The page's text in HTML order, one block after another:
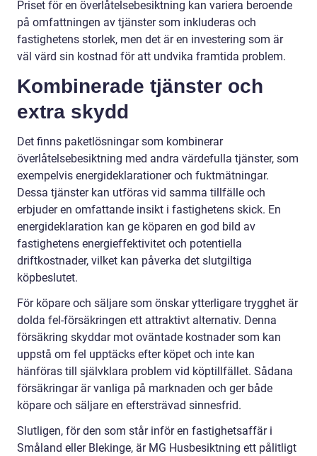
Priset för en överlåtelsebesiktning kan variera beroende
på omfattningen av tjänster som inkluderas och
fastighetens storlek, men det är en investering som är
väl värd sin kostnad för att undvika framtida problem.
Kombinerade tjänster och
extra skydd
Det finns paketlösningar som kombinerar
överlåtelsebesiktning med andra värdefulla tjänster, som
exempelvis energideklarationer och fuktmätningar.
Dessa tjänster kan utföras vid samma tillfälle och
erbjuder en omfattande insikt i fastighetens skick. En
energideklaration kan ge köparen en god bild av
fastighetens energieffektivitet och potentiella
driftkostnader, vilket kan påverka det slutgiltiga
köpbeslutet.
För köpare och säljare som önskar ytterligare trygghet är
dolda fel-försäkringen ett attraktivt alternativ. Denna
försäkring skyddar mot oväntade kostnader som kan
uppstå om fel upptäcks efter köpet och inte kan
hänföras till självklara problem vid köptillfället. Sådana
försäkringar är vanliga på marknaden och ger både
köpare och säljare en eftersträvad sinnesfrid.
Slutligen, för den som står inför en fastighetsaffär i
Småland eller Blekinge, är MG Husbesiktning ett pålitligt